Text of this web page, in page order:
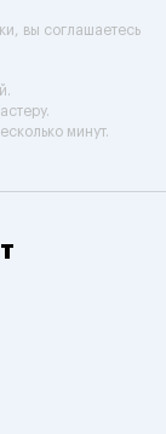
вы соглашаетесь
минут.